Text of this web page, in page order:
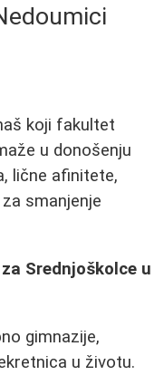
koji fakultet
u donošenju
lične afinitete,
smanjenje
Srednjoškolce u
gimnazije,
u životu.